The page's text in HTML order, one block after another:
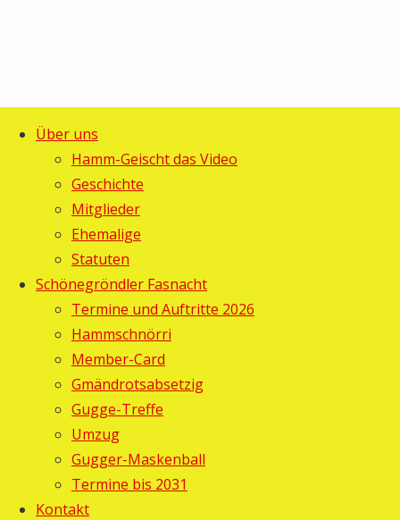
Über uns
Hamm-Geischt das Video
Geschichte
Mitglieder
Ehemalige
Statuten
Schönegröndler Fasnacht
Termine und Auftritte 2026
Hammschnörri
Member-Card
Gmändrotsabsetzig
Gugge-Treffe
Umzug
Gugger-Maskenball
Termine bis 2031
Kontakt
Start
Allgemein
Das erste
wirklich
strenge
Wochenende!
Das
erste
wirklich
strenge
Wochenende!
Gebi6.
Februar
20096.
Februar
Lömpe, Schönengrund